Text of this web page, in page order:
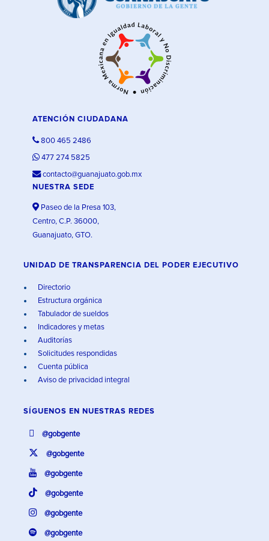
ATENCIÓN CIUDADANA
800 465 2486
477 274 5825
contacto@guanajuato.gob.mx
NUESTRA SEDE
Paseo de la Presa 103,
Centro, C.P. 36000,
Guanajuato, GTO.
UNIDAD DE TRANSPARENCIA DEL PODER EJECUTIVO
Directorio
Estructura orgánica
Tabulador de sueldos
Indicadores y metas
Auditorías
Solicitudes respondidas
Cuenta pública
Aviso de privacidad integral
SÍGUENOS EN NUESTRAS REDES
@gobgente
@gobgente
@gobgente
@gobgente
@gobgente
@gobgente